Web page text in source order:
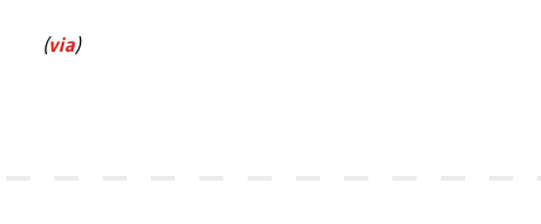
(via)